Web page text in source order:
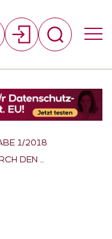
1/2018
DEN …